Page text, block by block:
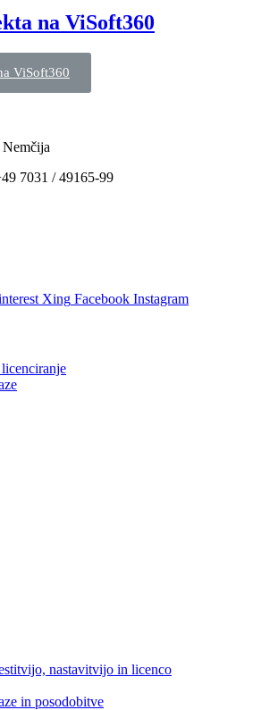
na ViSoft360
ViSoft360
7031 / 49165-99
Xing Facebook Instagram
nastavitvijo in licenco
in posodobitve